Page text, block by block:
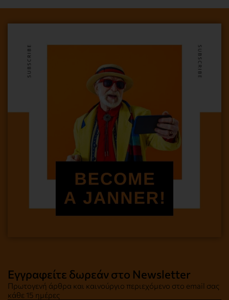
Εγγραφείτε δωρεάν στο Newsletter
Πρωτογενή άρθρα και καινούργιο περιεχόμενο στο email σας
κάθε 15 ημέρες